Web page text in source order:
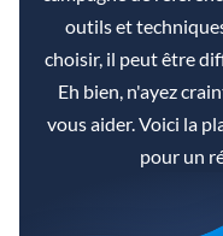
outils et
choisir, il peut être
Eh bien, n'ayez
vous aider. Voici la
pour un